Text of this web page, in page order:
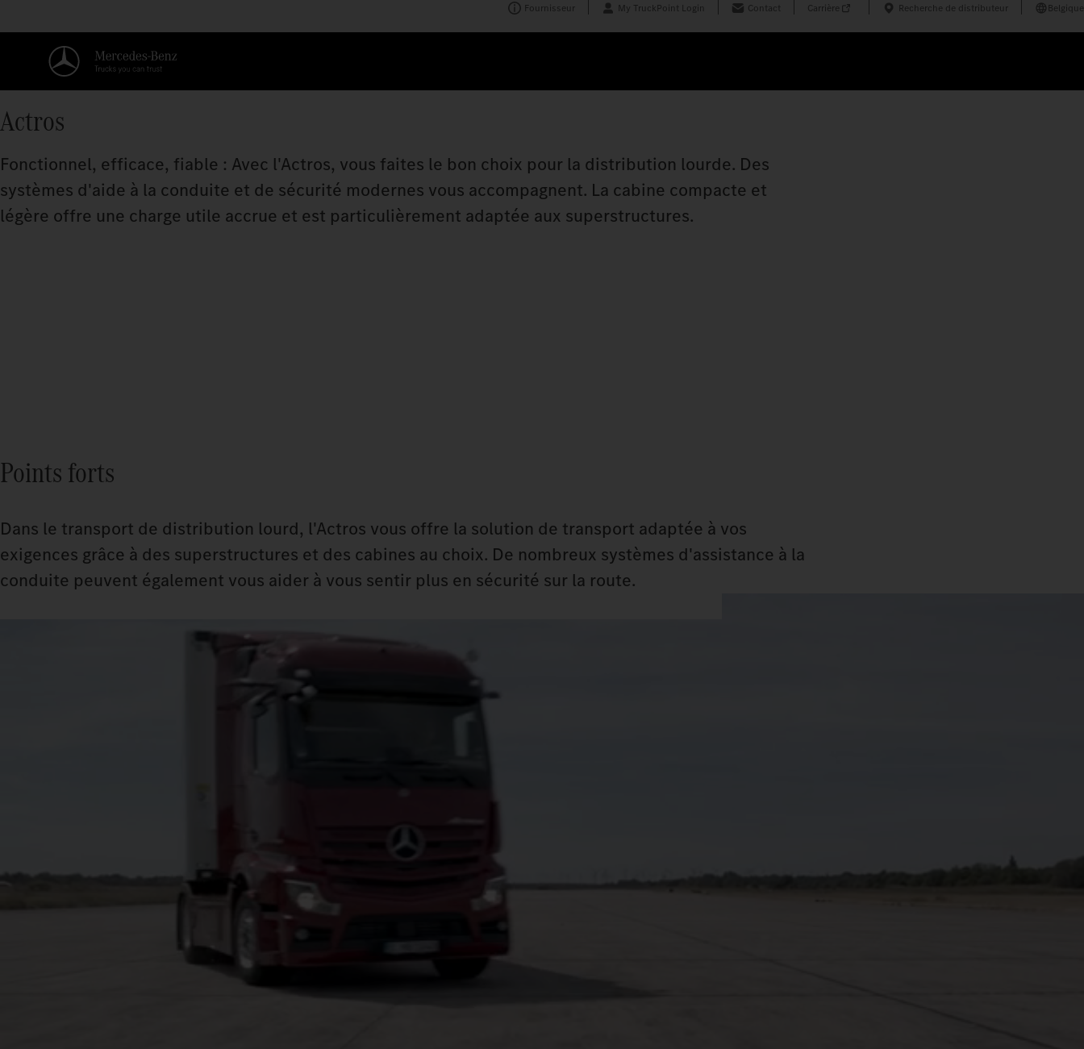
Fournisseur My TruckPoint Login Contact Carrière Recherche de distributeur Belgique
Actros
Fonctionnel, efficace, fiable : Avec l'Actros, vous faites le bon choix pour la distribution lourde. Des
systèmes d'aide à la conduite et de sécurité modernes vous accompagnent. La cabine compacte et
légère offre une charge utile accrue et est particulièrement adaptée aux superstructures.
Points forts
Dans le transport de distribution lourd, l'Actros vous offre la solution de transport adaptée à vos
exigences grâce à des superstructures et des cabines au choix. De nombreux systèmes d'assistance à la
conduite peuvent également vous aider à vous sentir plus en sécurité sur la route.